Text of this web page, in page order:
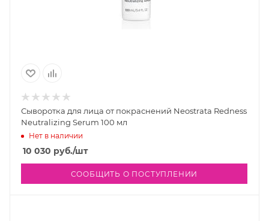
Сыворотка для лица от покраснений Neostrata Redness
Neutralizing Serum 100 мл
Нет в наличии
10 030 руб./шт
СООБЩИТЬ О ПОСТУПЛЕНИИ